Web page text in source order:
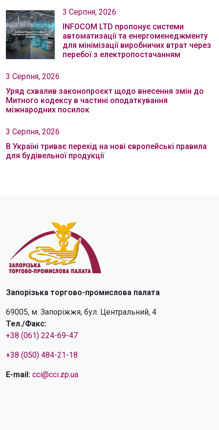
3 Серпня, 2026
INFOCOM LTD пропонує системи
автоматизації та енергоменеджменту
для мінімізації виробничих втрат через
перебої з електропостачанням
3 Серпня, 2026
Уряд схвалив законопроєкт щодо внесення змін до
Митного кодексу в частині оподаткування
міжнародних посилок
3 Серпня, 2026
В Україні триває перехід на нові європейські правила
для будівельної продукції
Запорізька торгово-промислова палата
69005, м. Запоріжжя, бул. Центральний, 4
Тел./Факс:
+38 (061) 224-69-47
+38 (050) 484-21-18
E-mail: cci@cci.zp.ua